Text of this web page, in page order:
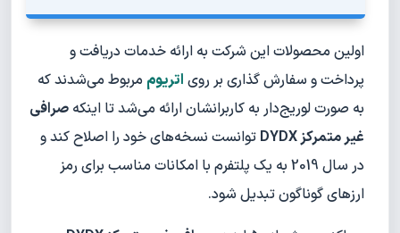
اولین محصولات این شرکت به ارائه خدمات دریافت و
پرداخت و سفارش گذاری بر روی اتریوم مربوط می‌شدند که
به صورت لوریج‌دار به کاربرانشان ارائه می‌شد تا اینکه صرافی
غیر متمرکز DYDX
توانست نسخه‌های خود را اصلاح کند و
در سال 2019 به یک پلتفرم با امکانات مناسب برای رمز
ارزهای گوناگون تبدیل شود.